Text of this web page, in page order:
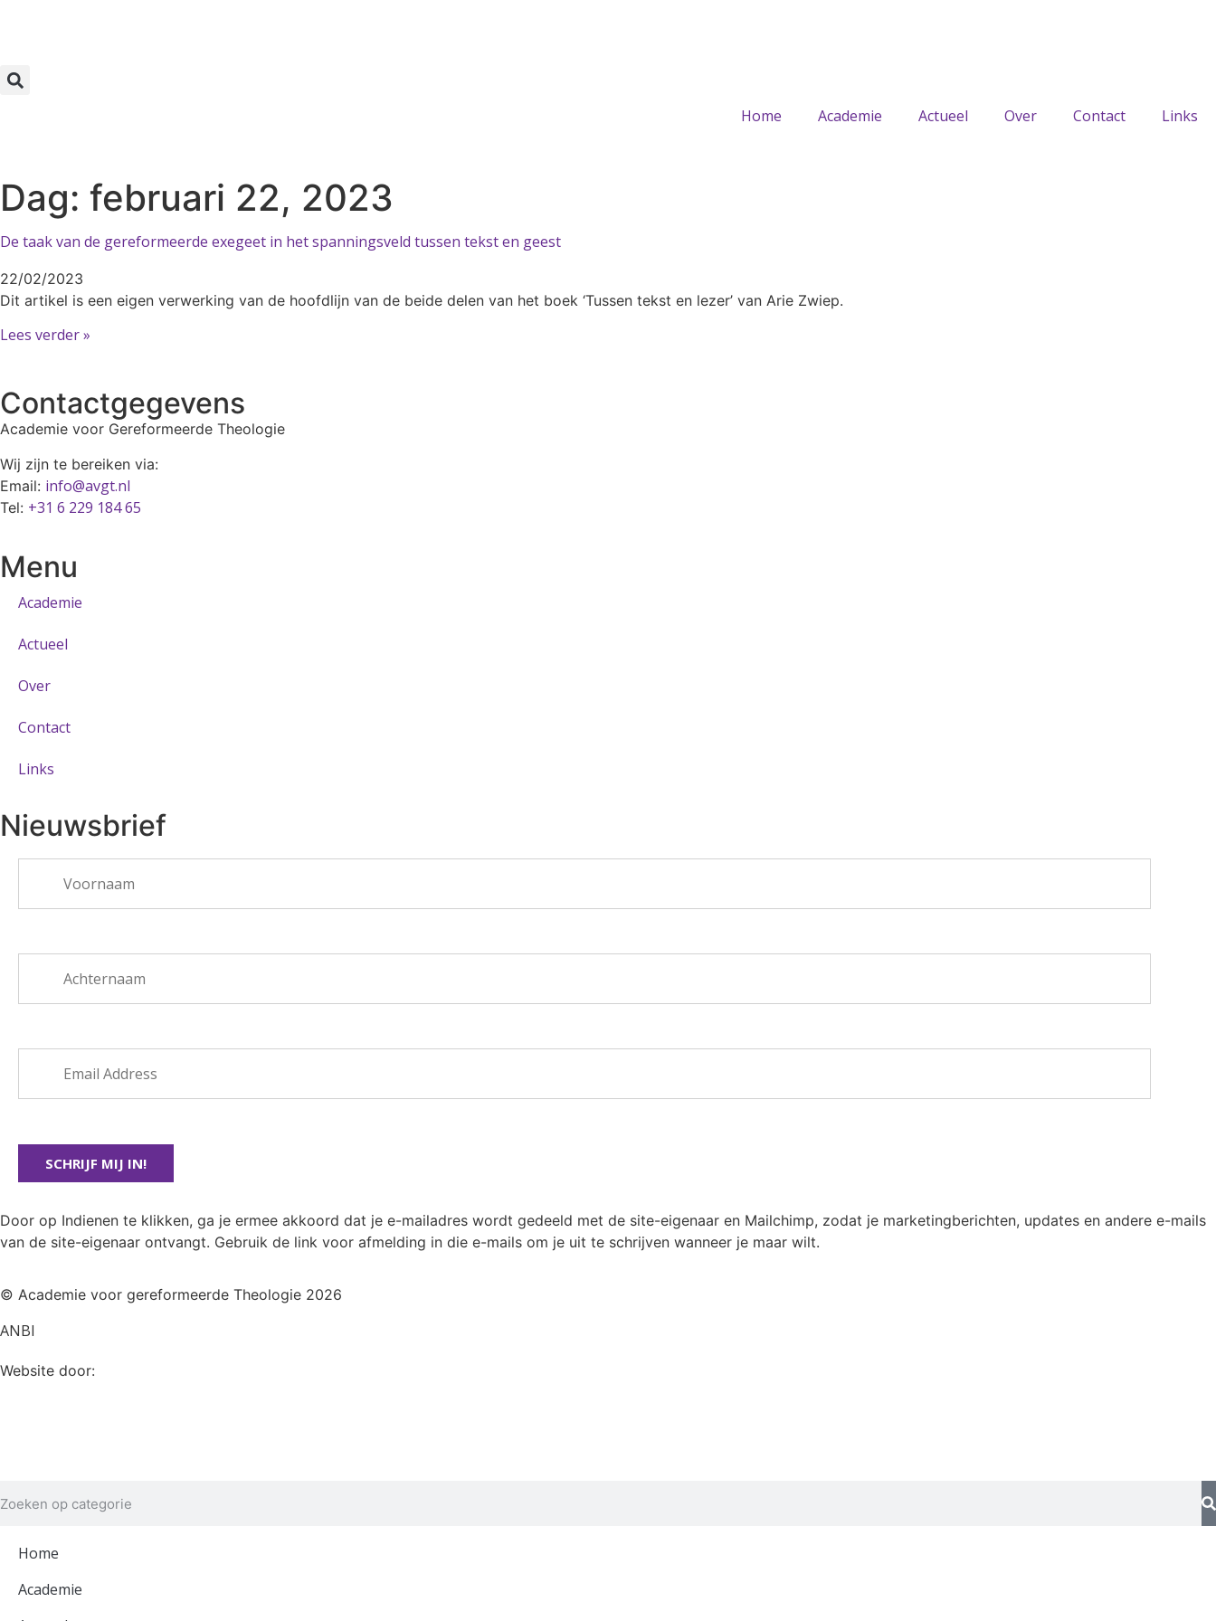
Home Academie Actueel Over Contact Links
Dag: februari 22, 2023
De taak van de gereformeerde exegeet in het spanningsveld tussen tekst en geest
22/02/2023
Dit artikel is een eigen verwerking van de hoofdlijn van de beide delen van het boek ‘Tussen tekst en lezer’ van Arie Zwiep.
Lees verder »
Contactgegevens
Academie voor Gereformeerde Theologie
Wij zijn te bereiken via:
Email: info@avgt.nl
Tel: +31 6 229 184 65
Menu
Academie
Actueel
Over
Contact
Links
Nieuwsbrief
Door op Indienen te klikken, ga je ermee akkoord dat je e-mailadres wordt gedeeld met de site-eigenaar en Mailchimp, zodat je marketingberichten, updates en andere e-mails
van de site-eigenaar ontvangt. Gebruik de link voor afmelding in die e-mails om je uit te schrijven wanneer je maar wilt.
© Academie voor gereformeerde Theologie 2026
ANBI
Website door:
Home
Academie